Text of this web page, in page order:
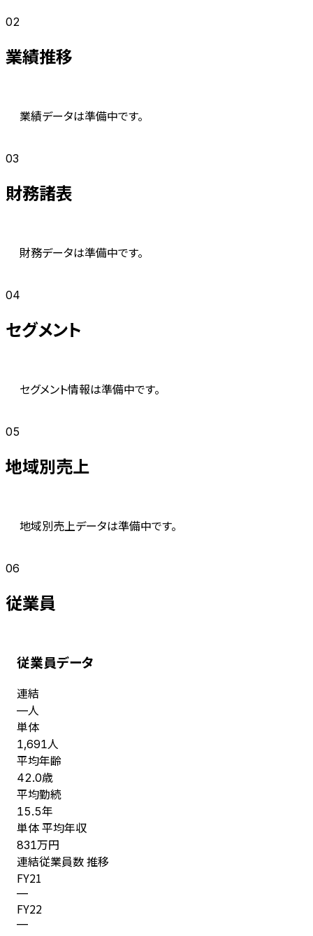
02
業績推移
業績データは準備中です。
03
財務諸表
財務データは準備中です。
04
セグメント
セグメント情報は準備中です。
05
地域別売上
地域別売上データは準備中です。
06
従業員
従業員データ
連結
—人
単体
1,691人
平均年齢
42.0歳
平均勤続
15.5年
単体 平均年収
831万円
連結従業員数 推移
FY21
—
FY22
—